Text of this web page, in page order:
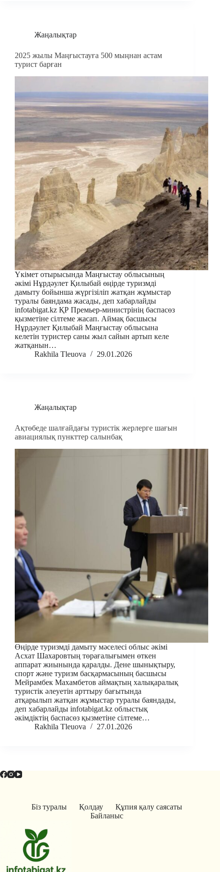
Жаңалықтар
2025 жылы Маңғыстауға 500 мыңнан астам
турист барған
Үкімет отырысында Маңғыстау облысының
әкімі Нұрдәулет Қилыбай өңірде туризмді
дамыту бойынша жүргізіліп жатқан жұмыстар
туралы баяндама жасады, деп хабарлайды
infotabigat.kz ҚР Премьер-министрінің баспасөз
қызметіне сілтеме жасап. Аймақ басшысы
Нұрдәулет Қилыбай Маңғыстау облысына
келетін туристер саны жыл сайын артып келе
жатқанын…
Rakhila Tleuova
29.01.2026
Жаңалықтар
Ақтөбеде шалғайдағы туристік жерлерге шағын
авиациялық пункттер салынбақ
Өңірде туризмді дамыту мәселесі облыс әкімі
Асхат Шахаровтың төрағалығымен өткен
аппарат жиынында қаралды. Дене шынықтыру,
спорт және туризм басқармасының басшысы
Мейрамбек Махамбетов аймақтың халықаралық
туристік әлеуетін арттыру бағытында
атқарылып жатқан жұмыстар туралы баяндады,
деп хабарлайды infotabigat.kz облыстық
әкімдіктің баспасөз қызметіне сілтеме…
Rakhila Tleuova
27.01.2026
Біз туралы Қолдау
Құпия қалу саясаты
Байланыс